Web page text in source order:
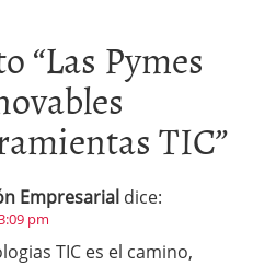
“Las Pymes
TIC”
Empresarial dice:
pm
TIC es el camino,